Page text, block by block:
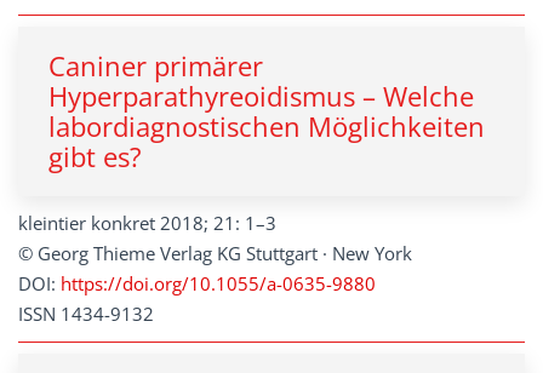
Caniner primärer
Hyperparathyreoidismus – Welche
labordiagnostischen Möglichkeiten
gibt es?
kleintier konkret 2018; 21: 1–3
© Georg Thieme Verlag KG Stuttgart · New York
DOI: https://doi.org/10.1055/a-0635-9880
ISSN 1434-9132